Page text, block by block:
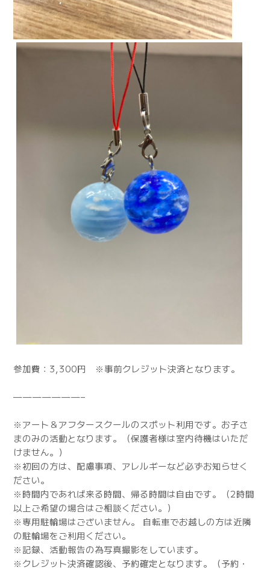
参加費：3,300円 ※事前クレジット決済となります。
———————–
※アート＆アフタースクールのスポット利用です。お子さ
まのみの活動となります。（保護者様は室内待機はいただ
けません。）
※初回の方は、配慮事項、アレルギーなど必ずお知らせく
ださい。
※時間内であれば来る時間、帰る時間は自由です。（2時間
以上ご希望の場合はご相談ください。）
※専用駐輪場はございません。 自転車でお越しの方は近隣
の駐輪場をご利用ください。
※記録、活動報告の為写真撮影をしています。
※クレジット決済確認後、予約確定となります。（予約・